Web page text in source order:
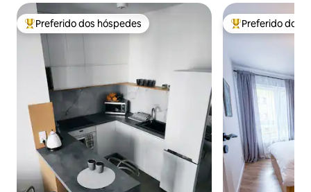
Entre os melhores preferidos dos hóspedes
Preferido dos hóspedes Entre os
Preferido dos